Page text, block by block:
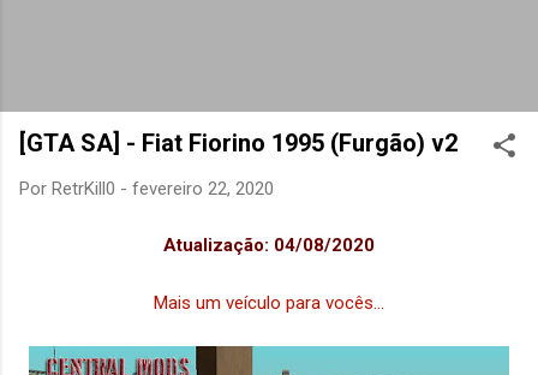
[GTA SA] - Fiat Fiorino 1995 (Furgão) v2
Por RetrKill0 - fevereiro 22, 2020
Atualização: 04/08/2020
Mais um veículo para vocês...